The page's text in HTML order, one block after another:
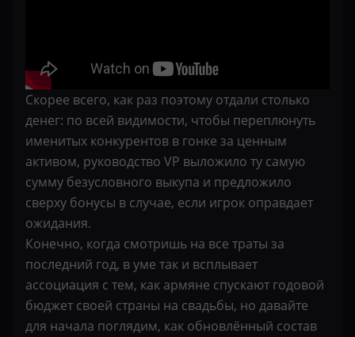
Скорее всего, как раз поэтому отдали столько
денег: по всей видимости, чтобы переплюнуть
именитых конкурентов в гонке за ценным
активом, руководство VP выложило ту самую
сумму безусловного выкупа и предложило
сверху бонусы в случае, если игрок оправдает
ожидания.
Конечно, когда смотришь на все траты за
последний год, в уме так и всплывает
ассоциация с тем, как армяне спускают годовой
бюджет своей страны на свадьбы, но давайте
для начала поглядим, как обновлённый состав